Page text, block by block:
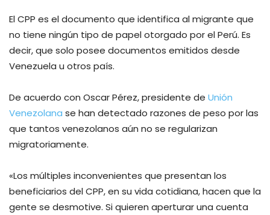
El CPP es el documento que identifica al migrante que
no tiene ningún tipo de papel otorgado por el Perú. Es
decir, que solo posee documentos emitidos desde
Venezuela u otros país.
De acuerdo con Oscar Pérez, presidente de Unión
Venezolana se han detectado razones de peso por las
que tantos venezolanos aún no se regularizan
migratoriamente.
«Los múltiples inconvenientes que presentan los
beneficiarios del CPP, en su vida cotidiana, hacen que la
gente se desmotive. Si quieren aperturar una cuenta